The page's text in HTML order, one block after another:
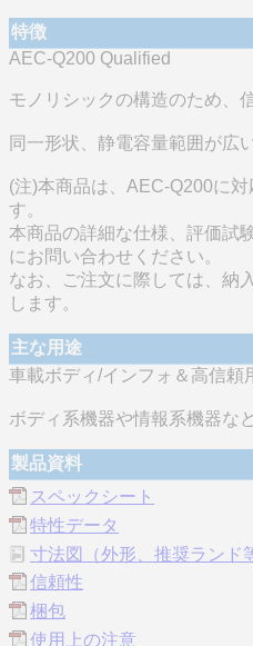
特徴
AEC-Q200 Qualified
モノリシックの構造のため、
同一形状、静電容量範囲が広
(注)本商品は、AEC-Q200に
す。
本商品の詳細な仕様、評価試
にお問い合わせください。
なお、ご注文に際しては、納
します。
主な用途
車載ボディ/インフォ＆高信頼
ボディ系機器や情報系機器な
製品資料
スペックシート
特性データ
寸法図（外形、推奨ランド
信頼性
梱包
使用上の注意